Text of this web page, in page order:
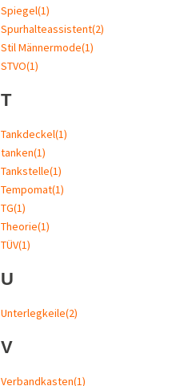
Spiegel(1)
Spurhalteassistent(2)
Stil Männermode(1)
STVO(1)
T
Tankdeckel(1)
tanken(1)
Tankstelle(1)
Tempomat(1)
TG(1)
Theorie(1)
TÜV(1)
U
Unterlegkeile(2)
V
Verbandkasten(1)